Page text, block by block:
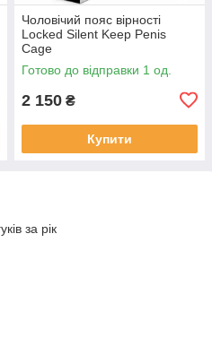
Чоловічий пояс вірності
Locked Silent Keep Penis
Cage
Готово до відправки 1 од.
2 150 ₴
Купити
за рік